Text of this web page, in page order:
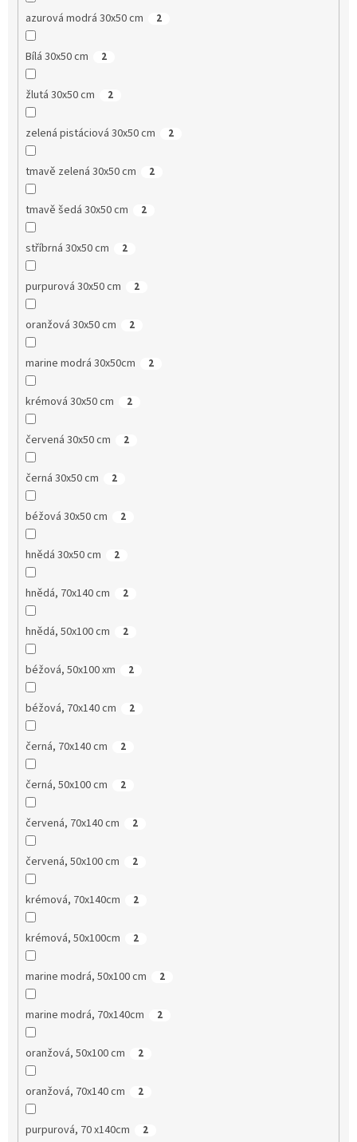
azurová modrá 30x50 cm 2
Bílá 30x50 cm 2
žlutá 30x50 cm 2
zelená pistáciová 30x50 cm 2
tmavě zelená 30x50 cm 2
tmavě šedá 30x50 cm 2
stříbrná 30x50 cm 2
purpurová 30x50 cm 2
oranžová 30x50 cm 2
marine modrá 30x50cm 2
krémová 30x50 cm 2
červená 30x50 cm 2
černá 30x50 cm 2
béžová 30x50 cm 2
hnědá 30x50 cm 2
hnědá, 70x140 cm 2
hnědá, 50x100 cm 2
béžová, 50x100 xm 2
béžová, 70x140 cm 2
černá, 70x140 cm 2
černá, 50x100 cm 2
červená, 70x140 cm 2
červená, 50x100 cm 2
krémová, 70x140cm 2
krémová, 50x100cm 2
marine modrá, 50x100 cm 2
marine modrá, 70x140cm 2
oranžová, 50x100 cm 2
oranžová, 70x140 cm 2
purpurová, 70 x140cm 2